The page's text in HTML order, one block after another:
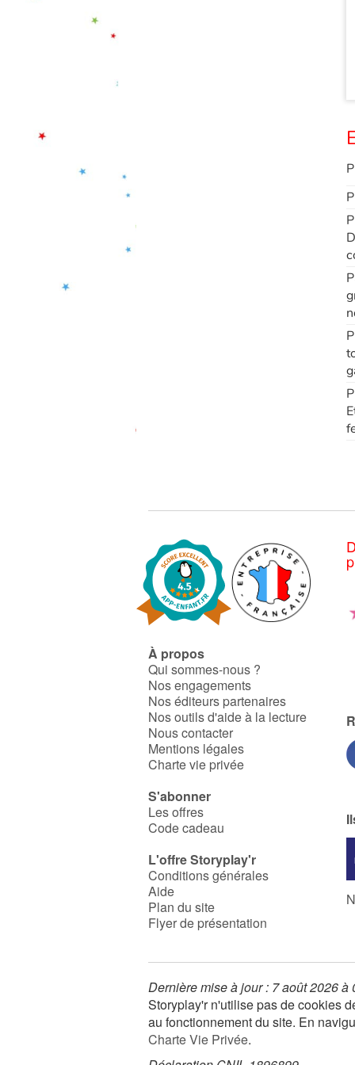
À propos
Qui sommes-nous ?
Nos engagements
Nos éditeurs partenaires
Nos outils d'aide à la lecture
Nous contacter
Mentions légales
Charte vie privée
S'abonner
Les offres
Code cadeau
L'offre Storyplay'r
Conditions générales
Aide
Plan du site
Flyer de présentation
Dernière mise à jour : 7 août 2026 à
Storyplay'r n'utilise pas de cookies
au fonctionnement du site. En
Charte Vie Privée.